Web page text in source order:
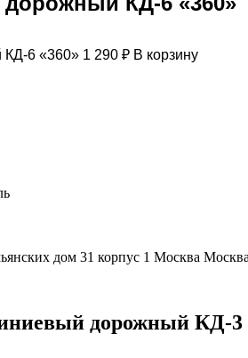
1 290 ₽ В корзину
дом 31 корпус 1 Москва
дорожный КД-3